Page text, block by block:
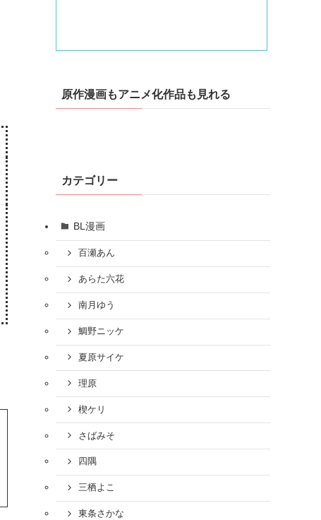
原作漫画もアニメ化作品も見れる
カテゴリー
BL漫画
百瀬あん
あらた六花
南月ゆう
鯛野ニッケ
夏原サイケ
理原
楔ケリ
さばみそ
四隅
三栖よこ
東条さかな